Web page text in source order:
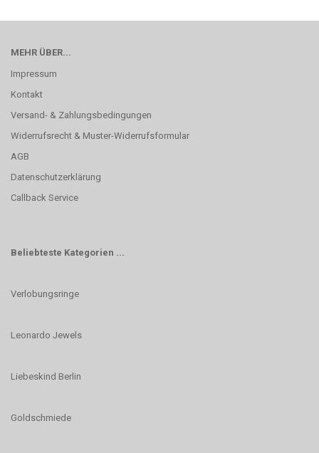
MEHR ÜBER...
Impressum
Kontakt
Versand- & Zahlungsbedingungen
Widerrufsrecht & Muster-Widerrufsformular
AGB
Datenschutzerklärung
Callback Service
Beliebteste Kategorien ...
Verlobungsringe
Leonardo Jewels
Liebeskind Berlin
Goldschmiede